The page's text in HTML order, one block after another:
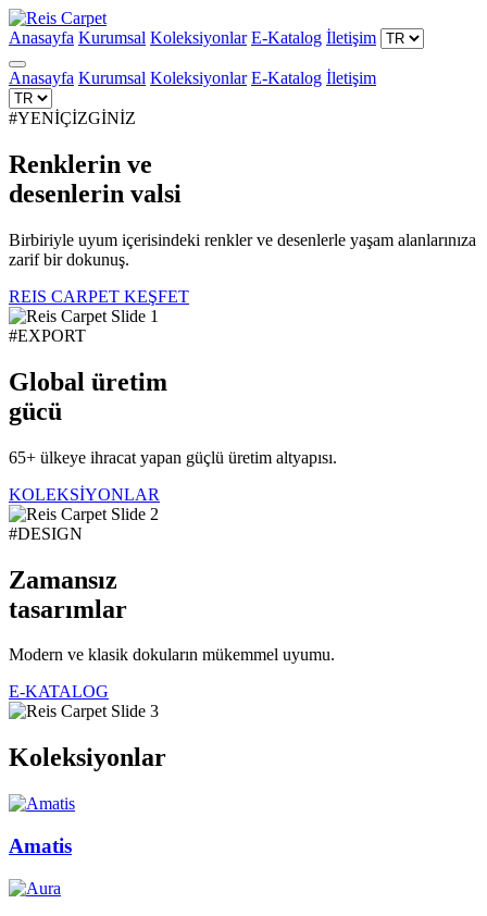
Anasayfa Kurumsal Koleksiyonlar E-Katalog İletişim
Anasayfa Kurumsal Koleksiyonlar E-Katalog İletişim
#YENİÇİZGİNİZ
Renklerin ve
desenlerin valsi
Birbiriyle uyum içerisindeki renkler ve desenlerle yaşam alanlarınıza
zarif bir dokunuş.
REIS CARPET KEŞFET
#EXPORT
Global üretim
gücü
65+ ülkeye ihracat yapan güçlü üretim altyapısı.
KOLEKSİYONLAR
#DESIGN
Zamansız
tasarımlar
Modern ve klasik dokuların mükemmel uyumu.
E-KATALOG
Koleksiyonlar
Amatis